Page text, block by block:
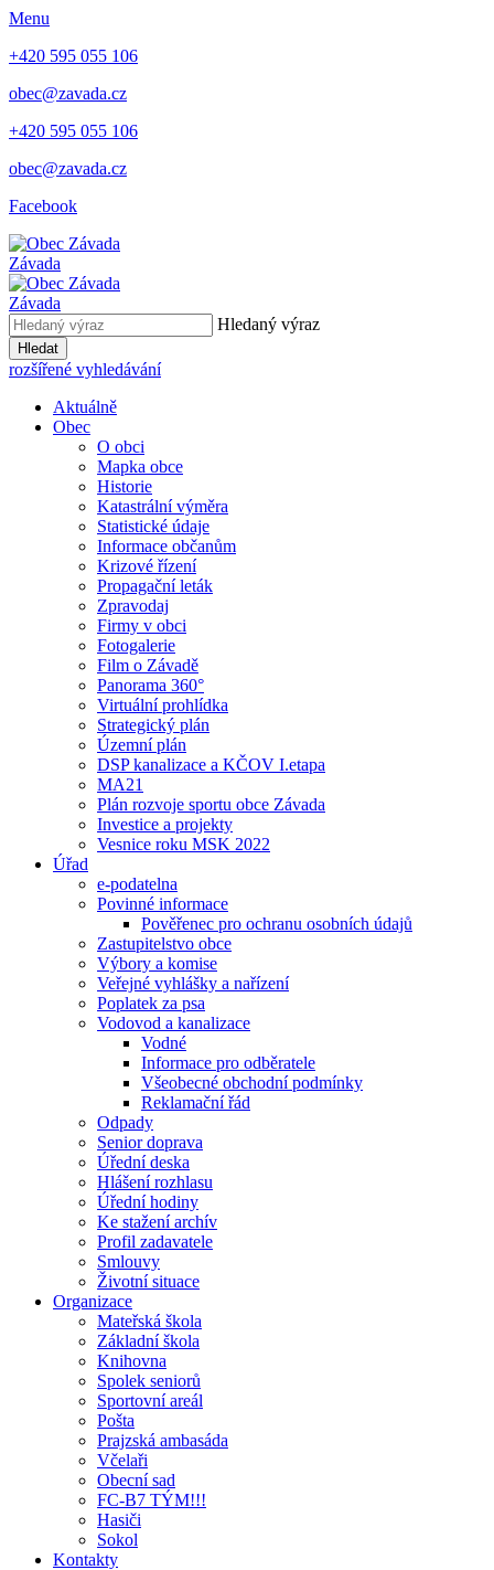
Menu
+420 595 055 106
obec@zavada.cz
+420 595 055 106
obec@zavada.cz
Facebook
Závada
Závada
Hledaný výraz
Hledat
rozšířené vyhledávání
Aktuálně
Obec
O obci
Mapka obce
Historie
Katastrální výměra
Statistické údaje
Informace občanům
Krizové řízení
Propagační leták
Zpravodaj
Firmy v obci
Fotogalerie
Film o Závadě
Panorama 360°
Virtuální prohlídka
Strategický plán
Územní plán
DSP kanalizace a KČOV I.etapa
MA21
Plán rozvoje sportu obce Závada
Investice a projekty
Vesnice roku MSK 2022
Úřad
e-podatelna
Povinné informace
Pověřenec pro ochranu osobních údajů
Zastupitelstvo obce
Výbory a komise
Veřejné vyhlášky a nařízení
Poplatek za psa
Vodovod a kanalizace
Vodné
Informace pro odběratele
Všeobecné obchodní podmínky
Reklamační řád
Odpady
Senior doprava
Úřední deska
Hlášení rozhlasu
Úřední hodiny
Ke stažení archív
Profil zadavatele
Smlouvy
Životní situace
Organizace
Mateřská škola
Základní škola
Knihovna
Spolek seniorů
Sportovní areál
Pošta
Prajzská ambasáda
Včelaři
Obecní sad
FC-B7 TÝM!!!
Hasiči
Sokol
Kontakty